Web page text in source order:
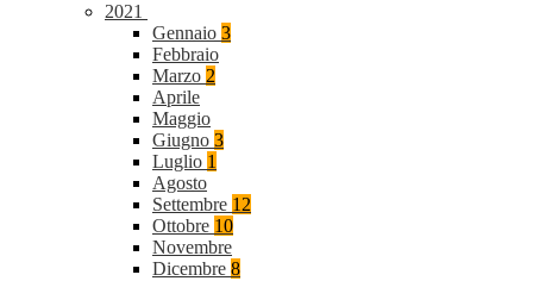
2021
Gennaio 3
Febbraio
Marzo 2
Aprile
Maggio
Giugno 3
Luglio 1
Agosto
Settembre 12
Ottobre 10
Novembre
Dicembre 8